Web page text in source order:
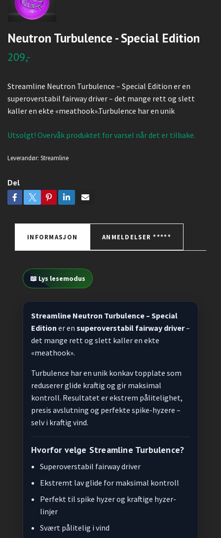
Neutron Turbulence - Special Edition
209,-
Streamline Neutron Turbulence – Special Edition er en
superoverstabil fairway driver – det mange rett og slett
kaller en ekte «meathook».Turbulence har en unik
Utsolgt! Overvåk produktet for varsel når det er tilbake.
Leverandør: Streamline
Del
INFORMASJON ANMELDELSER *****
📖 Lys lesemodus
Streamline Neutron Turbulence – Special
Edition er en superoverstabil fairway driver–
det mange rett og slett kaller en ekte
«meathook».
Turbulence har en unik konkav topplate som
reduserer glide kraftig og gir maksimal
kontroll. Resultatet er ekstrem pålitelighet,
presis avslutning og perfekte spike-hyzere –
selv i kraftig vind.
Hvorfor velge Streamline Turbulence?
Superoverstabil fairway driver
Ekstremt lav glide for maksimal kontroll
Perfekt til spike hyzer og kraftige hyzer-
linjer
Svært pålitelig i vind